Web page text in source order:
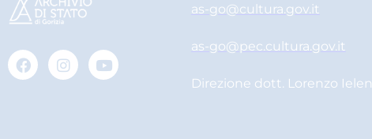
as-go@cultura.gov.it
as-go@pec.cultura.gov.it
Direzione dott. Lorenzo Ielen